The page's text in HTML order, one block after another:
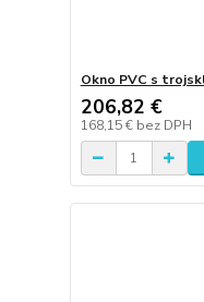
Okno PVC s
206,82 €
168,15 € bez DPH